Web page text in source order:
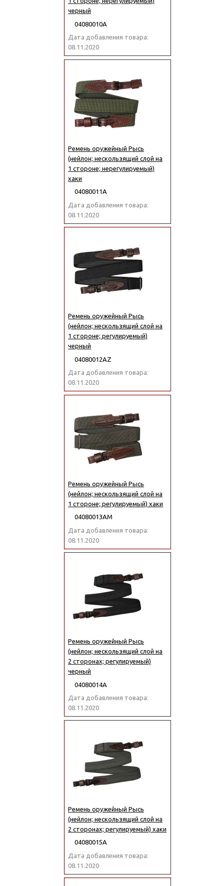
черный
04080010А
Дата добавления товара:
08.11.2020
Ремень оружейный Рысь
(нейлон; нескользящий слой на
1 стороне; нерегулируемый)
хаки
04080011А
Дата добавления товара:
08.11.2020
Ремень оружейный Рысь
(нейлон; нескользящий слой на
1 стороне; регулируемый)
черный
04080012АZ
Дата добавления товара:
08.11.2020
Ремень оружейный Рысь
(нейлон; нескользящий слой на
1 стороне; регулируемый) хаки
04080013АМ
Дата добавления товара:
08.11.2020
Ремень оружейный Рысь
(нейлон; нескользящий слой на
2 сторонах; регулируемый)
черный
04080014А
Дата добавления товара:
08.11.2020
Ремень оружейный Рысь
(нейлон; нескользящий слой на
2 сторонах; регулируемый) хаки
04080015А
Дата добавления товара:
08.11.2020